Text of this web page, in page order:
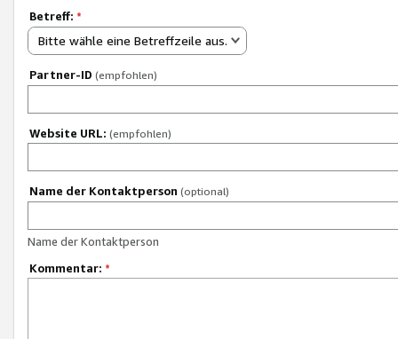
Betreff: *
Bitte wähle eine Betreffzeile aus.
Partner-ID (empfohlen)
Website URL: (empfohlen)
Name der Kontaktperson (optional)
Name der Kontaktperson
Kommentar: *